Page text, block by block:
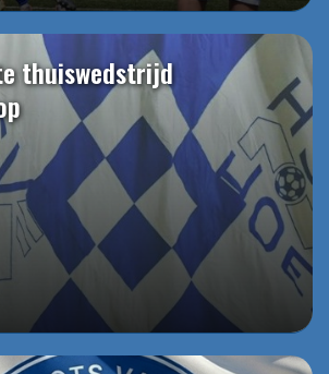
thuiswedstrijd